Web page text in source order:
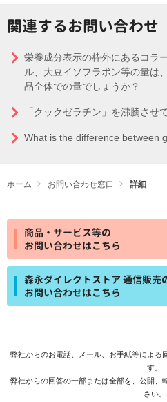
関連するお問い合わせ
栄養成分表示の枠外にあるコラ
ル、大豆イソフラボン等の量は
品全体での量でしょうか？
「クックゼラチン」を沸騰させ
What is the difference between
ホーム お問い合わせ窓口 詳細
商品・サービス等の
お問い合わせはこちら
森永ダイレクトストア 通信販売
お問い合わせはこちら
弊社からのお電話、メール、お手紙等による
す。
弊社からの回答の一部または全部を、公開、
さい。